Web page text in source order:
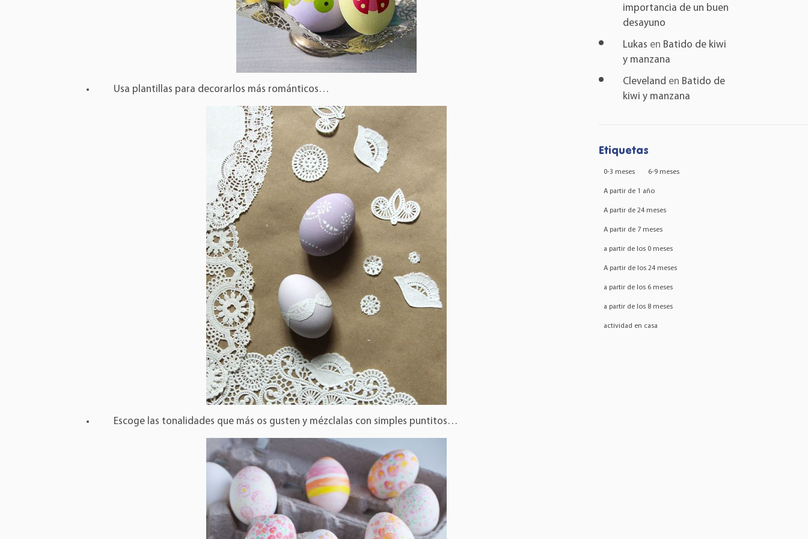
Usa plantillas para decorarlos más románticos…
Escoge las tonalidades que más os gusten y mézclalas con simples puntitos…
importancia de un buen
desayuno
Lukas en Batido de kiwi
y manzana
Cleveland en Batido de
kiwi y manzana
Etiquetas
0-3 meses 6-9 meses
A partir de 1 año
A partir de 24 meses
A partir de 7 meses
a partir de los 0 meses
A partir de los 24 meses
a partir de los 6 meses
a partir de los 8 meses
actividad en casa